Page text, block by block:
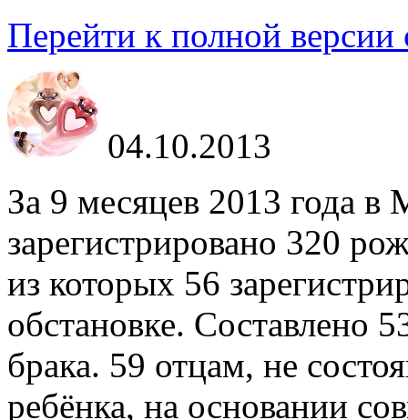
Перейти к полной версии
04.10.2013
За 9 месяцев 2013 года
зарегистрировано 320
из которых 56
обстановке. Составлено
брака. 59 отцам, не
ребёнка, на основании